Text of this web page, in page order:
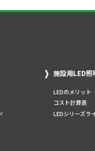
施設用LED照
LEDのメリット
コスト計算表
LEDシリーズラ